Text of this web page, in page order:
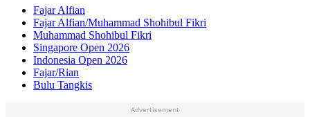
Fajar Alfian
Fajar Alfian/Muhammad Shohibul Fikri
Muhammad Shohibul Fikri
Singapore Open 2026
Indonesia Open 2026
Fajar/Rian
Bulu Tangkis
Advertisement